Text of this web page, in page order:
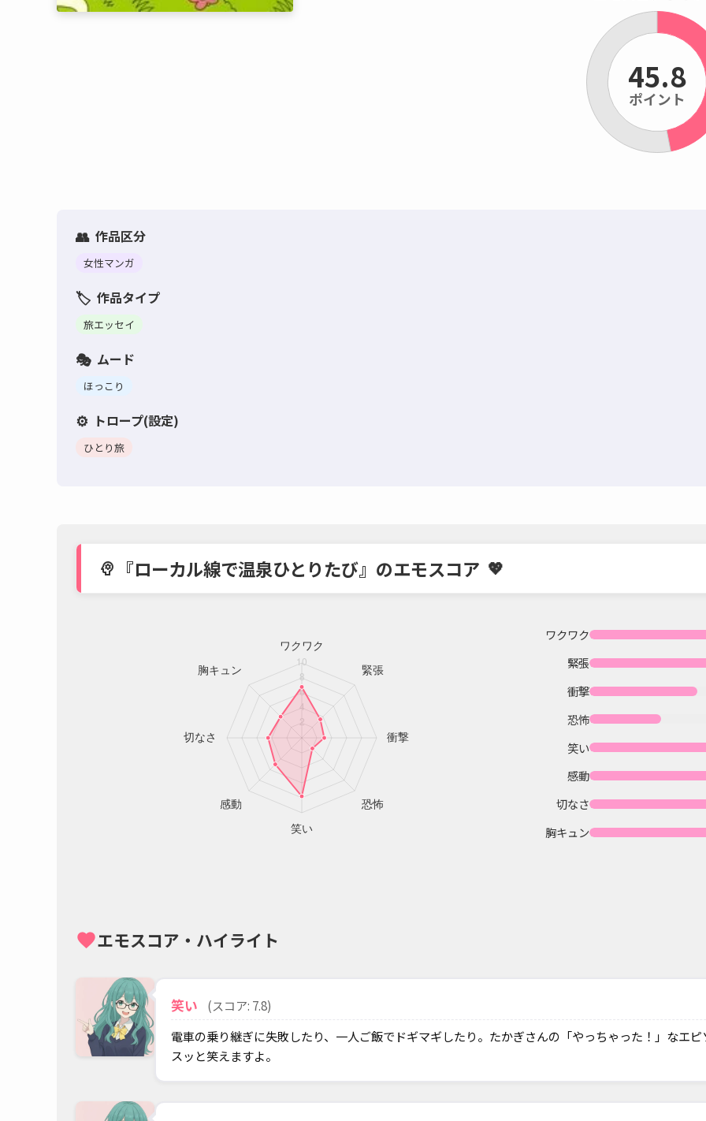
45.8
ポイント
作品区分
女性マンガ
作品タイプ
旅エッセイ
ムード
ほっこり
トロープ(設定)
ひとり旅
psychology 『ローカル線で温泉ひとりたび』のエモスコア
ワクワク
緊張
衝撃
恐怖
笑い
感動
切なさ
胸キュン
favoriteエモスコア・ハイライト
笑い
(スコア: 7.8)
電車の乗り継ぎに失敗したり、一人ご飯でドギマギしたり。たかぎさんの「やっちゃった！」なエ
スッと笑えますよ。